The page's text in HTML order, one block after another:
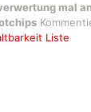
mal
Liste